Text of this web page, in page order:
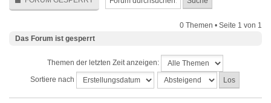
0 Themen • Seite 1 von 1
Das Forum ist gesperrt
Themen der letzten Zeit anzeigen:
Sortiere nach